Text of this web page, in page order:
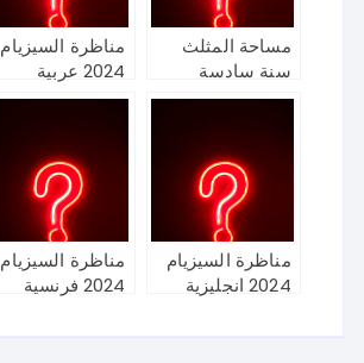
مساحة المثلث
سنة سادسة
مناظرة السيزيام
2024 عربية
مناظرة السيزيام
2024 انجليزية
مناظرة السيزيام
2024 فرنسية